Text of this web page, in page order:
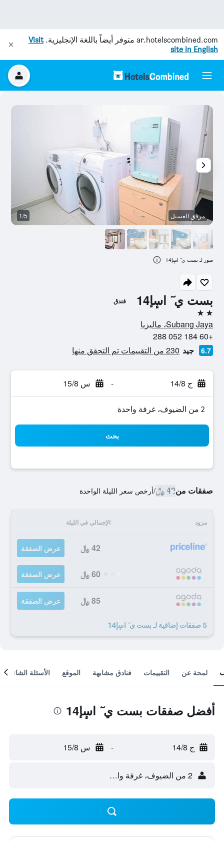
ar.hotelscombined.com متوفر أيضاً باللغة الإنجليزية.Visit
site in English
بست ي ٓ اسٕإ14 فندق
2 نجمتين
Subang Jaya، ماليزيا
+60 184 052 288
6.7 جيد 230 من التقييمات تم التحقق منها
ج 14/8 - س 15/8
2 من الضيوف، غرفة واحدة
بحث
صفقات من42 ﷼ /أرخص سعر الليلة الواحدة
مزود الإجمالي في الليلة
42 ﷼ عرض الصفقة
60 ﷼ عرض الصفقة
85 ﷼ عرض الصفقة
5 صفقات إضافية لـ بست ي ٓ اسٕإ14
مرفق الغسيل 1/5
صور لـ بست ي ٓ اسٕإ14
لمحة عن التقييمات فنادق مشابهة الموقع الأسئلة الشائعة
أفضل صفقات بست ي ٓ اسٕإ14
ج 14/8 - س 15/8
2 من الضيوف، غرفة واحدة